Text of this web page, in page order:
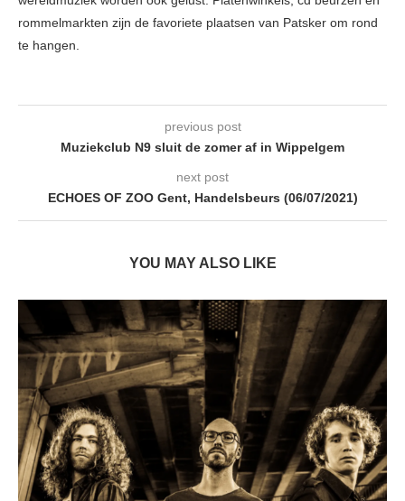
rommelmarkten zijn de favoriete plaatsen van Patsker om rond
te hangen.
previous post
Muziekclub N9 sluit de zomer af in Wippelgem
next post
ECHOES OF ZOO Gent, Handelsbeurs (06/07/2021)
YOU MAY ALSO LIKE